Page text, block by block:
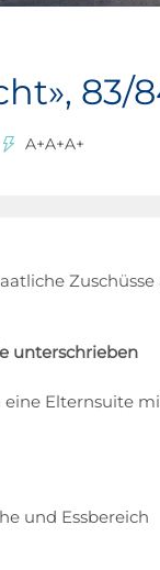
83/
A+A+A+
unterschrieben
eine Elternsuite
und Essbereich